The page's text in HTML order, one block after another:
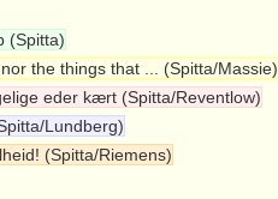
(Spitta)
the things that ... (Spitta/Massie)
eder kært (Spitta/Reventlow)
Lundberg)
(Spitta/Riemens)